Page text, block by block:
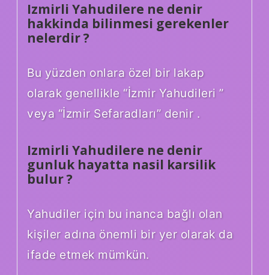
Izmirli Yahudilere ne denir
hakkinda bilinmesi gerekenler
nelerdir ?
Bu yüzden onlara özel bir lakap
olarak genellikle “İzmir Yahudileri ”
veya “İzmir Sefaradları” denir .
Izmirli Yahudilere ne denir
gunluk hayatta nasil karsilik
bulur ?
Yahudiler için bu inanca bağlı olan
kişiler adına önemli bir yer olarak da
ifade etmek mümkün.